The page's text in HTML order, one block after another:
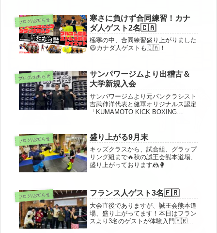
お願いして快く受けていただいたとの
こと。朝久選手、失礼いたしまし...
ブログ/お知らせ
寒さに負けず合同練習！カナ
ダ人ゲスト2名🇨🇦
極寒の中、合同練習盛り上がりました
😃カナダ人ゲストも🇨🇦！
ブログ/お知らせ
サンパワージムより出稽古＆
大学新規入会
サンパワージムより元パンクラシスト
吉武伸洋代表と健軍オリジナルス認定
「KUMAMOTO KICK BOXING
🥊差し入れありがとうございました😊
また大学生の新規入...
ブログ/お知らせ 盛り上がる9月末
キッズクラスから、試合組、グラップ
リング組まで🔥秋の誠王会熊本道場、
盛り上がっております🤼🥊
ブログ/お知らせ フランス人ゲスト3名🇫🇷
大会直後でありますが、誠王会熊本道
場、盛り上がってます！本日はフラン
スより3名のゲストが体験入門🇫🇷キ